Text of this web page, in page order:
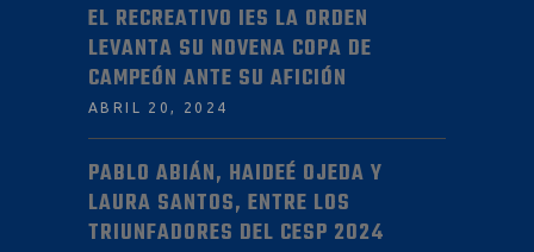
EL RECREATIVO IES LA ORDEN
LEVANTA SU NOVENA COPA DE
CAMPEÓN ANTE SU AFICIÓN
ABRIL 20, 2024
PABLO ABIÁN, HAIDEÉ OJEDA Y
LAURA SANTOS, ENTRE LOS
TRIUNFADORES DEL CESP 2024